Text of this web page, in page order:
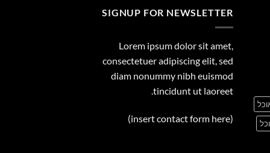
SIGNUP FOR NEWSLETTER
Lorem ipsum dolor sit amet,
consectetuer adipiscing elit, sed
diam nonummy nibh euismod
tincidunt ut laoreet.
(insert contact form here)